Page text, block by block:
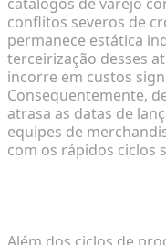
conflitos severos de
permanece estática
terceirização desses
incorre em custos
Consequentemente,
atrasa as datas de
equipes de
com os rápidos ciclos